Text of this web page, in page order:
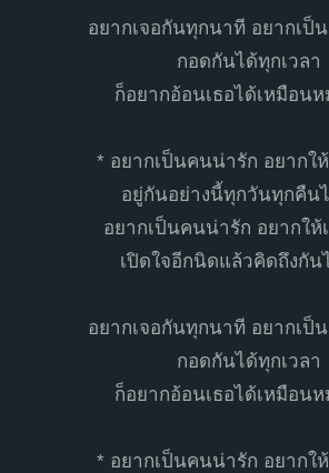
อยากเจอกันทุกนาที อยากเป็
กอดกันได้ทุกเวลา
ก็อยากอ้อนเธอได้เหมือน
* อยากเป็นคนน่ารัก อยากให้
อยู่กันอย่างนี้ทุกวันทุกคืน
อยากเป็นคนน่ารัก อยากให้
เปิดใจอีกนิดแล้วคิดถึงกัน
อยากเจอกันทุกนาที อยากเป็
กอดกันได้ทุกเวลา
ก็อยากอ้อนเธอได้เหมือน
* อยากเป็นคนน่ารัก อยากให้